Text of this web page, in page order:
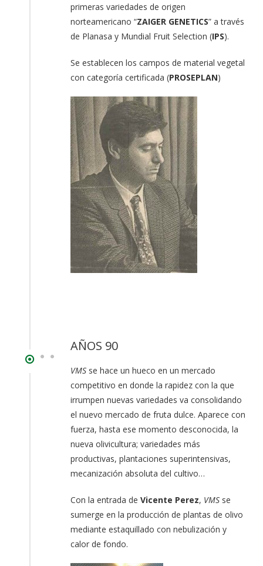
primeras variedades de origen
norteamericano “ZAIGER GENETICS” a través
de Planasa y Mundial Fruit Selection (IPS).
Se establecen los campos de material vegetal
con categoría certificada (PROSEPLAN)
AÑOS 90
VMS se hace un hueco en un mercado
competitivo en donde la rapidez con la que
irrumpen nuevas variedades va consolidando
el nuevo mercado de fruta dulce. Aparece con
fuerza, hasta ese momento desconocida, la
nueva olivicultura; variedades más
productivas, plantaciones superintensivas,
mecanización absoluta del cultivo…
Con la entrada de Vicente Perez, VMS se
sumerge en la producción de plantas de olivo
mediante estaquillado con nebulización y
calor de fondo.